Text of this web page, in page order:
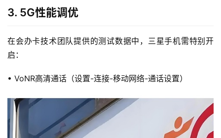
3. 5G性能调优
在会办卡技术团队提供的测试数据中，三星手机需特别开
启：
• VoNR高清通话（设置-连接-移动网络-通话设置）